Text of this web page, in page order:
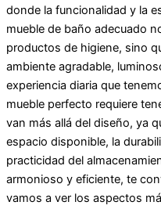
donde la funcionalidad y la
mueble de baño adecuado
productos de higiene, sino
ambiente agradable,
experiencia diaria que
mueble perfecto requiere
van más allá del diseño, ya
espacio disponible, la
practicidad del
armonioso y eficiente, te
vamos a ver los aspectos